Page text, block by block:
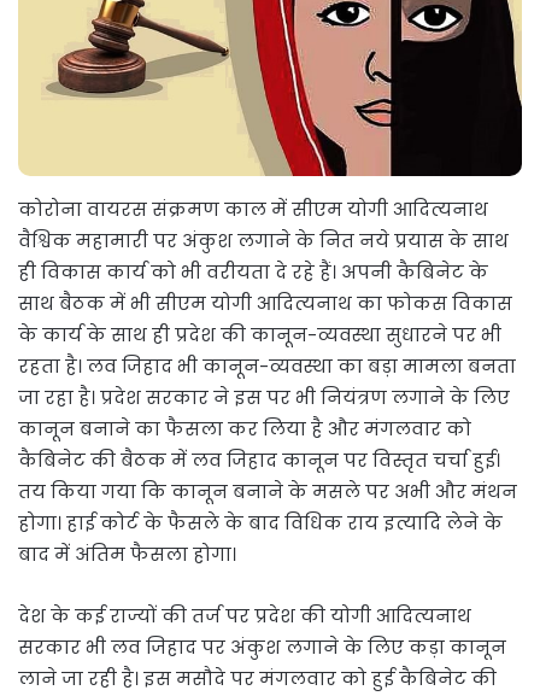
कोरोना वायरस संक्रमण काल में सीएम योगी आदित्यनाथ
वैश्विक महामारी पर अंकुश लगाने के नित नये प्रयास के साथ
ही विकास कार्य को भी वरीयता दे रहे हैं। अपनी कैबिनेट के
साथ बैठक में भी सीएम योगी आदित्यनाथ का फोकस विकास
के कार्य के साथ ही प्रदेश की कानून-व्यवस्था सुधारने पर भी
रहता है। लव जिहाद भी कानून-व्यवस्था का बड़ा मामला बनता
जा रहा है। प्रदेश सरकार ने इस पर भी नियंत्रण लगाने के लिए
कानून बनाने का फैसला कर लिया है और मंगलवार को
कैबिनेट की बैठक में लव जिहाद कानून पर विस्तृत चर्चा हुई।
तय किया गया कि कानून बनाने के मसले पर अभी और मंथन
होगा। हाई कोर्ट के फैसले के बाद विधिक राय इत्यादि लेने के
बाद में अंतिम फैसला होगा।
देश के कई राज्यों की तर्ज पर प्रदेश की योगी आदित्यनाथ
सरकार भी लव जिहाद पर अंकुश लगाने के लिए कड़ा कानून
लाने जा रही है। इस मसौदे पर मंगलवार को हुई कैबिनेट की